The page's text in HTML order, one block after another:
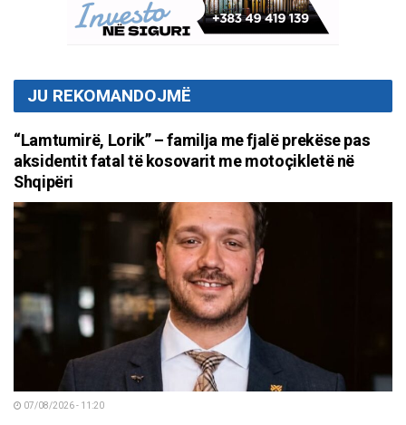
JU REKOMANDOJMË
“Lamtumirë, Lorik” – familja me fjalë prekëse pas
aksidentit fatal të kosovarit me motoçikletë në
Shqipëri
07/08/2026 - 11:20